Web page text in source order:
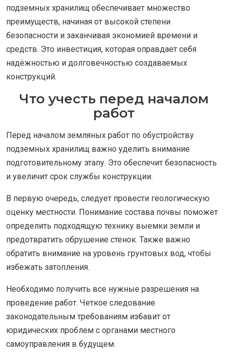
подземных хранилищ обеспечивает множество
преимуществ, начиная от высокой степени
безопасности и заканчивая экономией времени и
средств. Это инвестиция, которая оправдает себя
надёжностью и долговечностью создаваемых
конструкций.
Что учесть перед началом
работ
Перед началом земляных работ по обустройству
подземных хранилищ важно уделить внимание
подготовительному этапу. Это обеспечит безопасность
и увеличит срок службы конструкции.
В первую очередь, следует провести геологическую
оценку местности. Понимание состава почвы поможет
определить подходящую технику выемки земли и
предотвратить обрушение стенок. Также важно
обратить внимание на уровень грунтовых вод, чтобы
избежать затопления.
Необходимо получить все нужные разрешения на
проведение работ. Четкое следование
законодательным требованиям избавит от
юридических проблем с органами местного
самоуправления в будущем.